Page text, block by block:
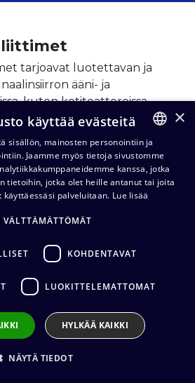
tarjoavat luotettavan ja
ääni- ja
kuten kotiteattereissa
Valikoimissamme on alan
vaihtoehtoja.
ja vankan
vahvistimiin
varmistaen vakaan
ratkaisuja eri
FINNISH
ENGLISH
×
käyttää evästeitä
sisällön, mainosten personointiin ja
Jaamme myös tietoja sivustomme
kanssa, jotka
tietoihin, jotka olet heille antanut tai joita
käyttäessäsi palveluitaan. Lue lisää
VÄLTTÄMÄTTÖMÄT
KOHDENTAVAT
LUOKITTELEMATTOMAT
HYLKÄÄ KAIKKI
NÄYTÄ TIEDOT